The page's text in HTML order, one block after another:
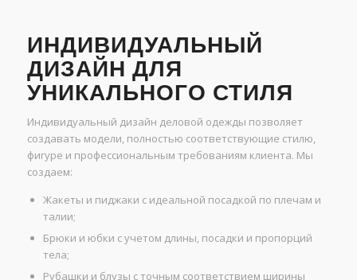
ИНДИВИДУАЛЬНЫЙ
ДИЗАЙН ДЛЯ
УНИКАЛЬНОГО СТИЛЯ
Индивидуальный дизайн деловой одежды позволяет
создавать модели, полностью соответствующие стилю,
фигуре и профессиональным требованиям клиента. Мы
создаем:
Жакеты и пиджаки с идеальной посадкой по плечам и
талии;
Брюки и юбки с учетом длины, посадки и пропорций
тела;
Рубашки и блузы с точным соответствием ширины